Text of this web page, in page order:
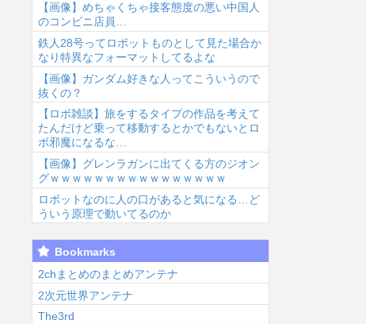
2026/8/5 19:13
『少女革命ウテ
ナ』の主人公た
ちの寮、”あの
人”の家がモデ
ルだ...
2026/8/5 18:45
平野綾とかいう
お前らが知って
ることwww...
2026/8/5 18:11
僕の心のヤバイ
【画像】めちゃくちゃ接客態度の悪い中国人
のコンビニ店員…
鉄人28号ってロボットものとして見た場合か
なり特異なフォーマットしてるよな
【画像】ガンダム好きな人ってこういうので
抜くの？
【ロボ雑談】旅をするタイプの作品を考えて
たんだけど乗って移動するとかでもないとロ
ボ邪魔になるな…
【画像】グレンラガンに出てくる方のジオン
グｗｗｗｗｗｗｗｗｗｗｗｗｗｗｗｗ
ロボットなのに人の口があると気になる…ど
ういう原理で動いてるのか
Bookmarks
2chまとめのまとめアンテナ
2次元世界アンテナ
The3rd